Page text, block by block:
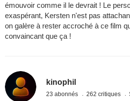
émouvoir comme il le devrait ! Le
exaspérant, Kersten n'est pas
on galère à rester accroché à ce film
convaincant que ça !
kinophil
23 abonnés 262 critiques